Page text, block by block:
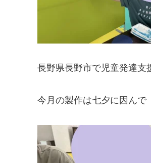
長野県長野市で児童発達支
今月の製作は七夕に因んで